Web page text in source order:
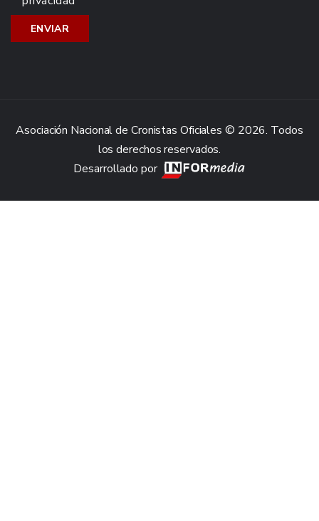
Asociación Nacional de Cronistas Oficiales © 2026. Todos
los derechos reservados.
Desarrollado por